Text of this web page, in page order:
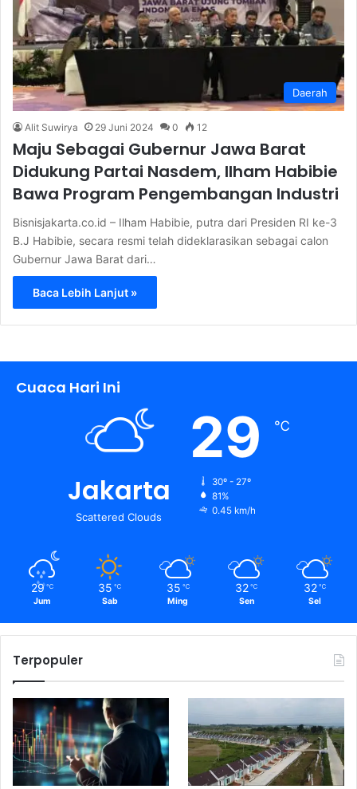
Daerah
Alit Suwirya 29 Juni 2024 0 12
Maju Sebagai Gubernur Jawa Barat
Didukung Partai Nasdem, Ilham Habibie
Bawa Program Pengembangan Industri
Bisnisjakarta.co.id – Ilham Habibie, putra dari Presiden RI ke-3
B.J Habibie, secara resmi telah dideklarasikan sebagai calon
Gubernur Jawa Barat dari…
Baca Lebih Lanjut »
Cuaca Hari Ini
Jakarta
Scattered Clouds
29 ℃
30º - 27º
81%
0.45 km/h
29 ℃
Jum
35 ℃
Sab
35 ℃
Ming
32 ℃
Sen
32 ℃
Sel
Terpopuler